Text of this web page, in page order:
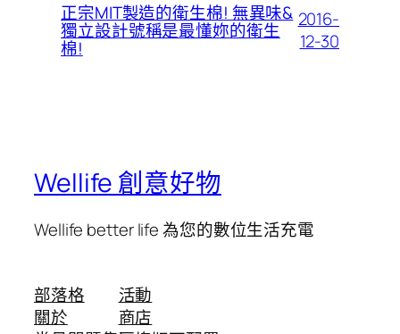
正宗MIT製造的衛生棉! 無異味&
獨立設計號稱是最懂妳的衛生
棉!
2016-
12-30
Wellife 創意好物
Wellife better life 為您的數位生活充電
部落格
關於
活動
商店